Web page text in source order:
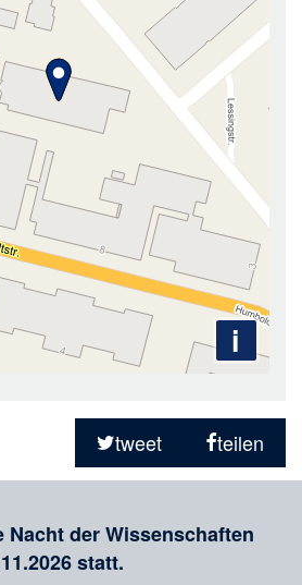
i
tweet
teilen
Nacht der Wissenschaften
statt.